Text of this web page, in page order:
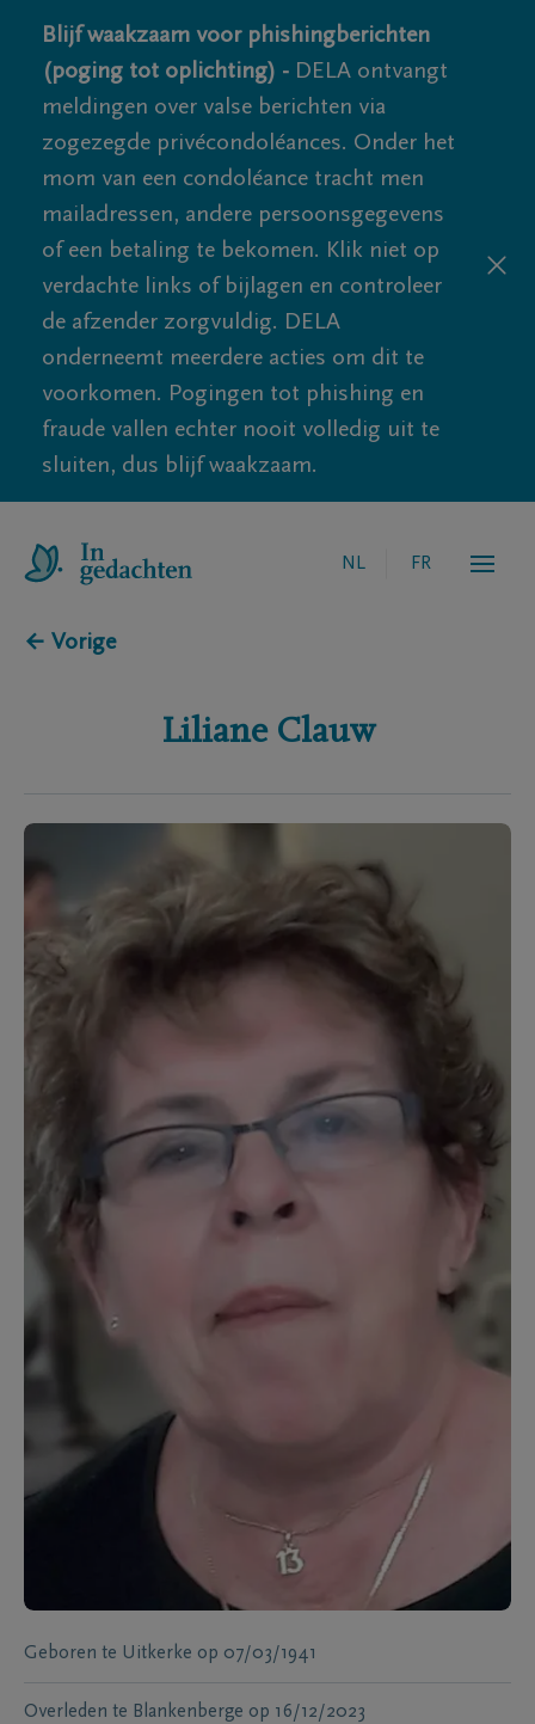
Blijf waakzaam voor phishingberichten
(poging tot oplichting) - DELA ontvangt
meldingen over valse berichten via
zogezegde privécondoléances. Onder het
mom van een condoléance tracht men
mailadressen, andere persoonsgegevens
of een betaling te bekomen. Klik niet op
verdachte links of bijlagen en controleer
de afzender zorgvuldig. DELA
onderneemt meerdere acties om dit te
voorkomen. Pogingen tot phishing en
fraude vallen echter nooit volledig uit te
sluiten, dus blijf waakzaam.
NL FR
← Vorige
Liliane Clauw
Geboren te Uitkerke op 07/03/1941
Overleden te Blankenberge op 16/12/2023